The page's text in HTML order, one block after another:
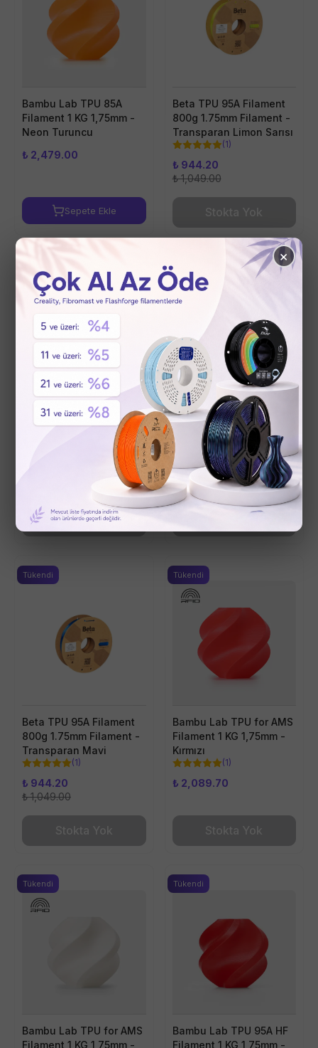
Bambu Lab TPU 85A
Filament 1 KG 1,75mm -
Neon Turuncu
₺ 2,479.00
Sepete Ekle
Beta TPU 95A Filament
800g 1.75mm Filament -
Transparan Limon Sarısı
(1)
₺ 944.20
₺ 1,049.00
Stokta Yok
Beta TPU 95A Filament
800g 1.75mm Filament -
Transparan Kırmızı
Stokta Yok
Beta TPU 95A Filament
800g 1.75mm Filament -
Transparan Yeşil
(1
Tükendi
₺ 944.20
₺ 1,049.00
Beta TPU 95A Filament
800g 1.75mm Filament -
Transparan Mavi
(1)
Tükendi
₺ 944.20
₺ 1,049.00
Stokta Yok
Bambu Lab TPU for AMS
Filament 1 KG 1,75mm -
Kırmızı
(1)
Tükendi
₺ 2,089.70
Stokta Yok
Bambu Lab TPU for AMS
Filament 1 KG 1,75mm -
Tükendi
Bambu Lab TPU 95A HF
Filament 1 KG 1,75mm -
Tükendi
×